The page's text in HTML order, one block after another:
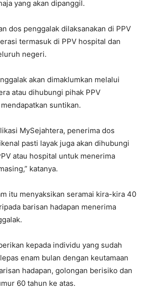
yang akan dipanggil.
dos penggalak dilaksanakan di PPV
termasuk di PPV hospital dan
negeri.
akan dimaklumkan melalui
atau dihubungi pihak PPV
suntikan.
MySejahtera, penerima dos
pasti layak juga akan dihubungi
atau hospital untuk menerima
katanya.
itu menyaksikan seramai kira-kira 40
barisan hadapan menerima
kepada individu yang sudah
enam bulan dengan keutamaan
hadapan, golongan berisiko dan
60 tahun ke atas.